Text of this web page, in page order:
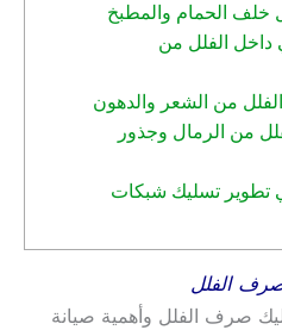
خلف الحمام والمطبخ
الفلل من
من الشعر والدهون
من الرمال وجذور
تطوير تسليك شبكات
الفلل
صرف الفلل وأهمية صيانة